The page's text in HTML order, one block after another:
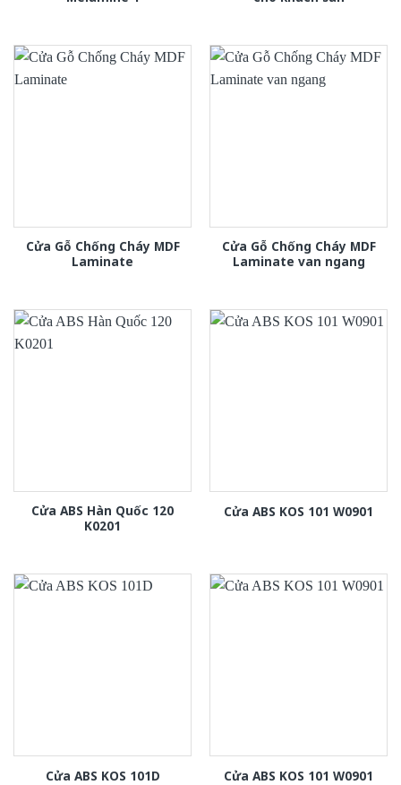
Cửa Gỗ Chống Cháy MDF
Laminate
Cửa Gỗ Chống Cháy MDF
Laminate van ngang
Cửa ABS Hàn Quốc 120
K0201
Cửa ABS KOS 101 W0901
Cửa ABS KOS 101D Cửa ABS KOS 101 W0901